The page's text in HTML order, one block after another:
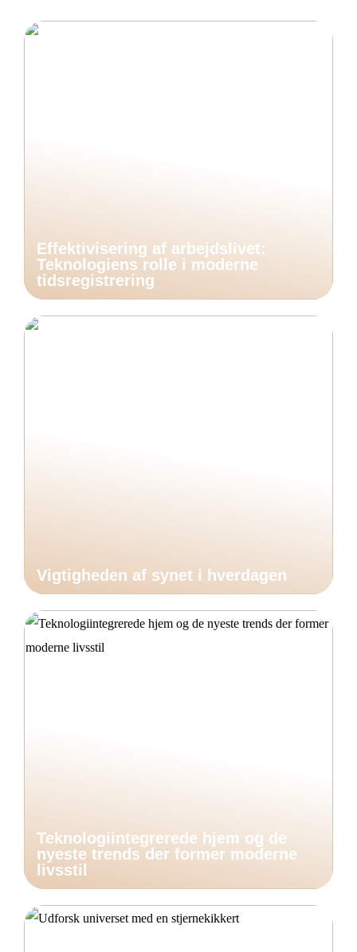
Effektivisering af arbejdslivet:
Teknologiens rolle i moderne
tidsregistrering
Vigtigheden af synet i hverdagen
Teknologiintegrerede hjem og de
nyeste trends der former moderne
livsstil